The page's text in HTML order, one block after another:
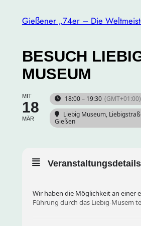
Gießener „74er – Die
BESUCH
MUSEUM
MIT
18
MÄR
18:00 – 19:30 (GMT+01:00)
Liebig Museum,
Gießen
Veranstaltungsdetails
Wir haben die Möglichkeit an einer
Führung durch das Liebig-Musem